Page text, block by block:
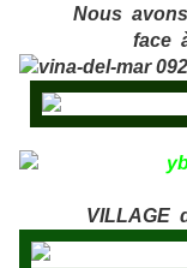
Nous
face
VILLAGE